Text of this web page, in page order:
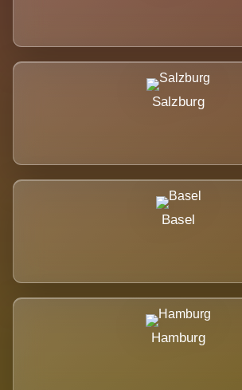
Salzburg
Basel
Hamburg